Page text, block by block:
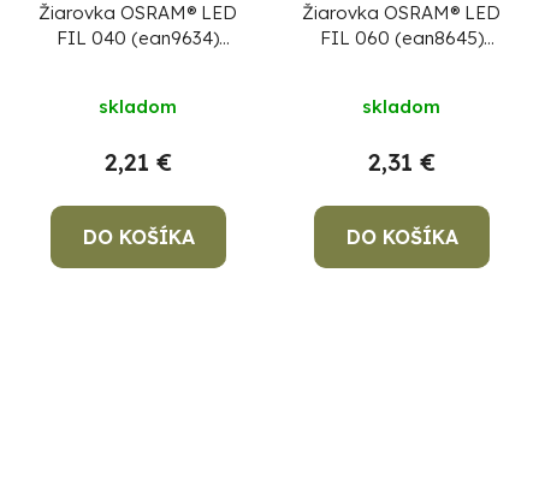
Žiarovka OSRAM® LED
FIL 040 (ean9634)
A
skladom
2,21 €
DO KOŠÍKA
Žiarovka OSRAM® LED
FIL 060 (ean8645)
CLASSIC A
skladom
2,31 €
DO KOŠÍKA